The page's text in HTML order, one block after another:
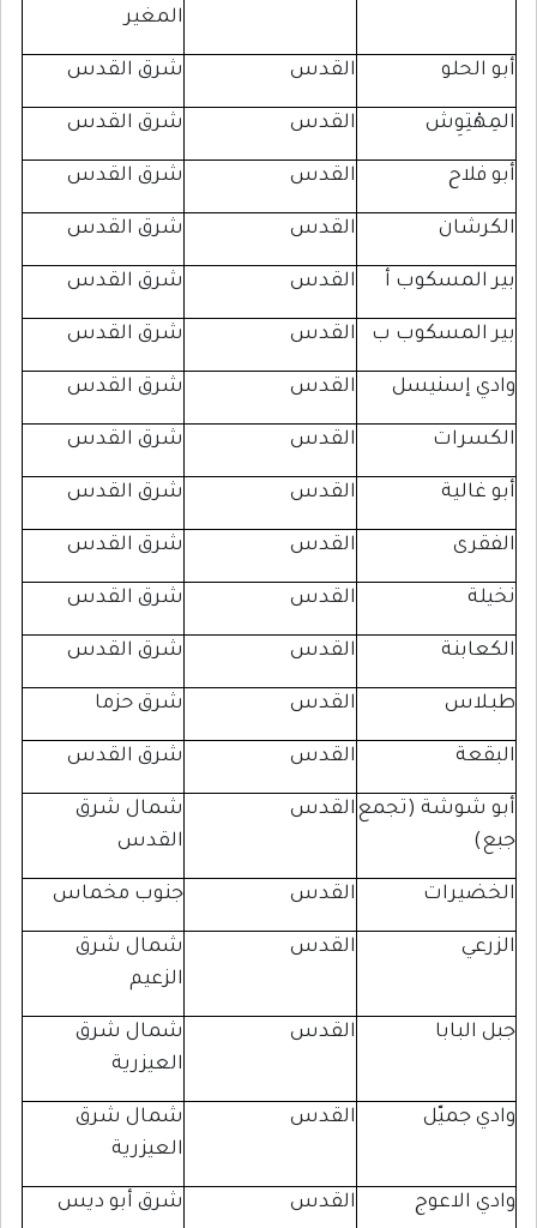
شرق القدس
القدس شرق القدس
شرق القدس
شرق القدس
أ القدس شرق القدس
ب القدس شرق القدس
القدس شرق القدس
شرق القدس
شرق القدس
شرق القدس
شرق القدس
شرق القدس
شرق حزما
شرق القدس
(تجمعالقدس
شمال شرق
القدس جنوب مخماس
شمال شرق
شمال شرق
القدس
شمال شرق
القدس شرق أبو ديس